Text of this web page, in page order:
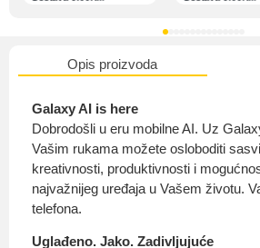
Opis proizvoda
Galaxy AI is here
Dobrodošli u eru mobilne AI. Uz
Vašim rukama možete osloboditi
kreativnosti, produktivnosti i
najvažnijeg uređaja u Vašem životu.
telefona.
Uglađeno. Jako. Zadivljujuće